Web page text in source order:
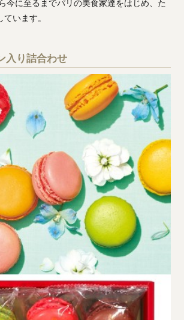
今に至るまでパリの美食家達をはじめ、た
います。
入り詰合わせ